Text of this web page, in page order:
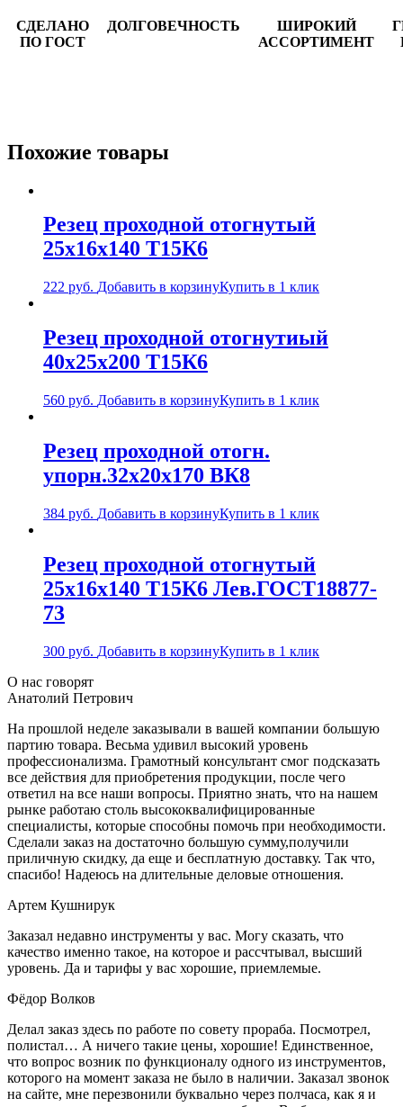
СДЕЛАНО
ПО ГОСТ
ДОЛГОВЕЧНОСТЬ
ШИРОКИЙ
АССОРТИМЕНТ
Похожие товары
Резец проходной отогнутый
25х16х140 Т15К6
222 руб. Добавить в корзинуКупить в 1 клик
Резец проходной отогнутиый
40х25х200 Т15К6
560 руб. Добавить в корзинуКупить в 1 клик
Резец проходной отогн.
упорн.32х20х170 ВК8
384 руб. Добавить в корзинуКупить в 1 клик
Резец проходной отогнутый
25х16х140 Т15К6 Лев.ГОСТ18877-
73
300 руб. Добавить в корзинуКупить в 1 клик
О нас говорят
Анатолий Петрович
На прошлой неделе заказывали в вашей компании большую
партию товара. Весьма удивил высокий уровень
профессионализма. Грамотный консультант смог подсказать
все действия для приобретения продукции, после чего
ответил на все наши вопросы. Приятно знать, что на нашем
рынке работаю столь высококвалифицированные
специалисты, которые способны помочь при необходимости.
Сделали заказ на достаточно большую сумму,получили
приличную скидку, да еще и бесплатную доставку. Так что,
спасибо! Надеюсь на длительные деловые отношения.
Артем Кушнирук
Заказал недавно инструменты у вас. Могу сказать, что
качество именно такое, на которое и рассчтывал, высший
уровень. Да и тарифы у вас хорошие, приемлемые.
Фёдор Волков
Делал заказ здесь по работе по совету прораба. Посмотрел,
полистал… А ничего такие цены, хорошие! Единственное,
что вопрос возник по функционалу одного из инструментов,
которого на момент заказа не было в наличии. Заказал звонок
на сайте, мне перезвонили буквально через полчаса, как я и